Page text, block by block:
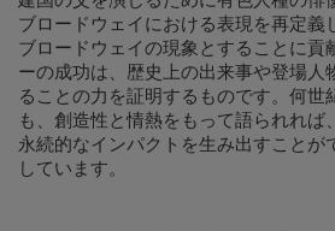
ブロードウェイにおける表現を再定義
ブロードウェイの現象とすることに貢
ーの成功は、歴史上の出来事や登場人
ることの力を証明するものです。何世
も、創造性と情熱をもって語られれば
永続的なインパクトを生み出すことが
しています。